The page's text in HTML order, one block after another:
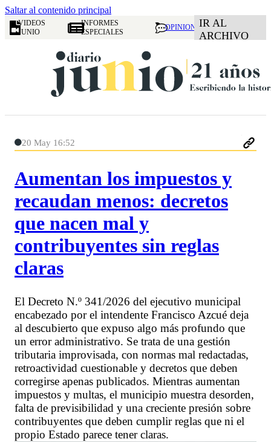
Saltar al contenido principal
VIDEOS
JUNIO
INFORMES
ESPECIALES
OPINION IR AL
ARCHIVO
20 May 16:52
Aumentan los impuestos y
recaudan menos: decretos
que nacen mal y
contribuyentes sin reglas
claras
El Decreto N.º 341/2026 del ejecutivo municipal
encabezado por el intendente Francisco Azcué deja
al descubierto que expuso algo más profundo que
un error administrativo. Se trata de una gestión
tributaria improvisada, con normas mal redactadas,
retroactividad cuestionable y decretos que deben
corregirse apenas publicados. Mientras aumentan
impuestos y multas, el municipio muestra desorden,
falta de previsibilidad y una creciente presión sobre
contribuyentes que deben cumplir reglas que ni el
propio Estado parece tener claras.